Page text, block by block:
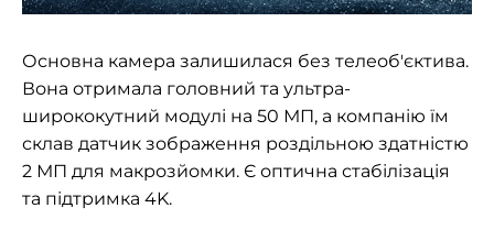
Основна камера залишилася без телеоб'єктива.
Вона отримала головний та ультра-
ширококутний модулі на 50 МП, а компанію їм
склав датчик зображення роздільною здатністю
2 МП для макрозйомки. Є оптична стабілізація
та підтримка 4K.